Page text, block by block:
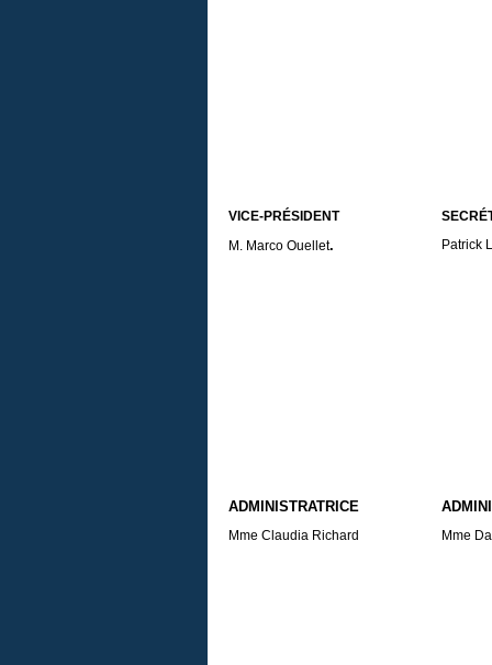
VICE-PRÉSIDENT
M. Marco Ouellet.
Patrick
ADMINISTRATRICE
Mme Claudia Richard Mme